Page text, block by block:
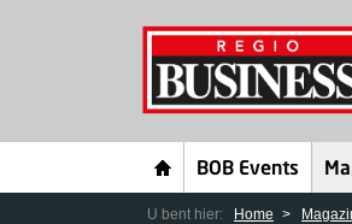
BOB Events
U bent hier: Home